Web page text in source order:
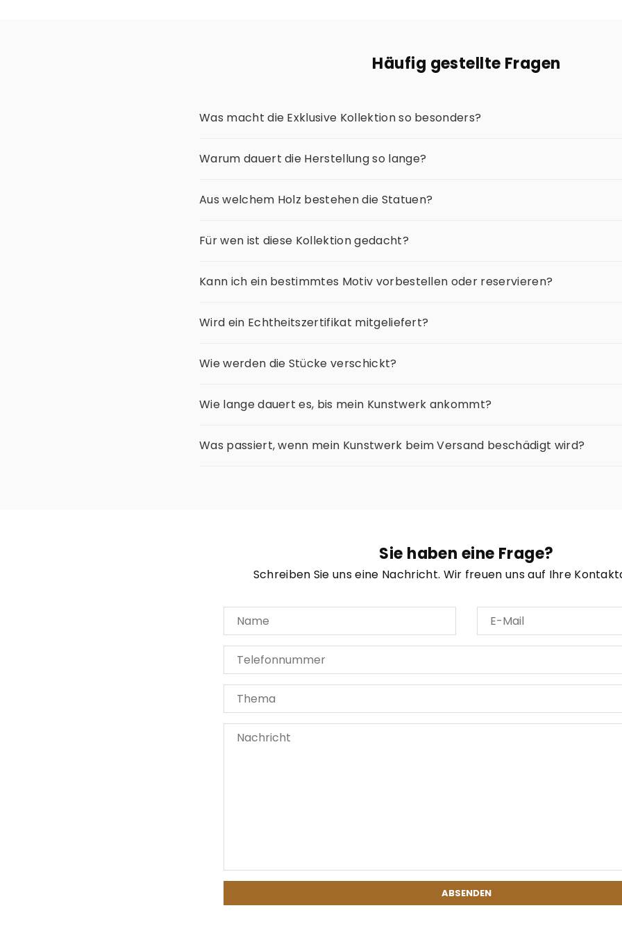
Häufig gestellte Fragen
Was macht die Exklusive Kollektion so besonders?
Warum dauert die Herstellung so lange?
Aus welchem Holz bestehen die Statuen?
Für wen ist diese Kollektion gedacht?
Kann ich ein bestimmtes Motiv vorbestellen oder reservieren?
Wird ein Echtheitszertifikat mitgeliefert?
Wie werden die Stücke verschickt?
Wie lange dauert es, bis mein Kunstwerk ankommt?
Was passiert, wenn mein Kunstwerk beim Versand beschädigt wird?
Sie haben eine Frage?
Schreiben Sie uns eine Nachricht. Wir freuen uns auf Ihre